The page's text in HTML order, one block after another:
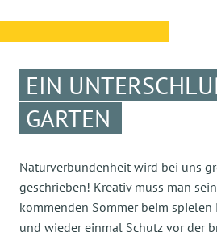
EIN
GARTEN
Naturverbundenheit wird bei uns
geschrieben! Kreativ muss man
kommenden Sommer beim spielen
und wieder einmal Schutz vor der